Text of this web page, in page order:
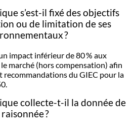
s’est-il fixé des objectifs
ou de limitation de ses
?
impact inférieur de 80 % aux
marché (hors compensation) afin
recommandations du GIEC pour la
collecte-t-il la donnée de
?